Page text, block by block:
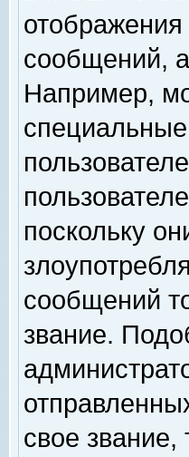
сообщений,
Например,
поскольку
сообщений
звание.
свое